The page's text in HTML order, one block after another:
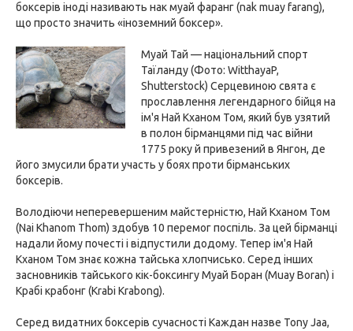
боксерів іноді називають нак муай фаранг (nak muay farang),
що просто значить «іноземний боксер».
Муай Тай — національний спорт
Таїланду (Фото: WitthayaP,
Shutterstock) Серцевиною свята є
прославлення легендарного бійця на
ім'я Най Кханом Том, який був узятий
в полон бірманцями під час війни
1775 року й привезений в Янгон, де
його змусили брати участь у боях проти бірманських
боксерів.
Володіючи неперевершеним майстерністю, Най Кханом Том
(Nai Khanom Thom) здобув 10 перемог поспіль. За цей бірманці
надали йому почесті і відпустили додому. Тепер ім'я Най
Кханом Том знає кожна тайська хлопчисько. Серед інших
засновників тайського кік-боксингу Муай Боран (Muay Boran) і
Крабі крабонг (Krabi Krabong).
Серед видатних боксерів сучасності Каждан назве Tony Jaa,